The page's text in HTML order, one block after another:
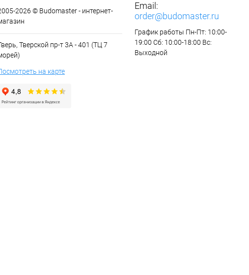
2026 © Budomaster - интернет-
Тверской пр-т 3А - 401 (ТЦ 7
на карте
Email:
order@budomaster.ru
График работы Пн-Пт: 10:00-
19:00 Сб: 10:00-18:00 Вс:
Выходной